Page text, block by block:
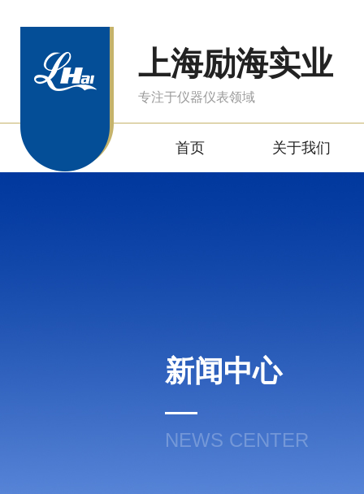
上海励海实业
专注于仪器仪表领域
首页 关于我们
新闻中心
NEWS CENTER